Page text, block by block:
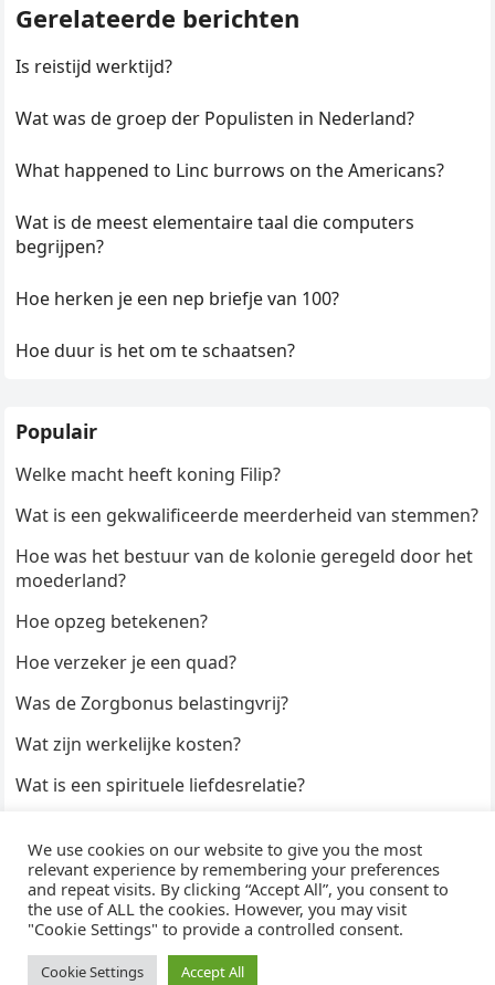
Gerelateerde berichten
Is reistijd werktijd?
Wat was de groep der Populisten in Nederland?
What happened to Linc burrows on the Americans?
Wat is de meest elementaire taal die computers
begrijpen?
Hoe herken je een nep briefje van 100?
Hoe duur is het om te schaatsen?
Populair
Welke macht heeft koning Filip?
Wat is een gekwalificeerde meerderheid van stemmen?
Hoe was het bestuur van de kolonie geregeld door het
moederland?
Hoe opzeg betekenen?
Hoe verzeker je een quad?
Was de Zorgbonus belastingvrij?
Wat zijn werkelijke kosten?
Wat is een spirituele liefdesrelatie?
Hoe duur zijn Keukendeurtjes?
© 2026WijzeAntwoorden- Thema doorWPEnjoy· Aangedreven door
WordPress
We use cookies on our website to give you the most
relevant experience by remembering your preferences
and repeat visits. By clicking “Accept All”, you consent to
the use of ALL the cookies. However, you may visit
"Cookie Settings" to provide a controlled consent.
Cookie Settings Accept All